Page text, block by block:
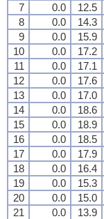
7
0.0 12.5
8
0.0 14.3
9
0.0 15.9
10
0.0 17.2
11
0.0 17.1
12
0.0 17.6
13
0.0 17.0
14
0.0 18.6
15
0.0 18.9
16
0.0 18.5
17
0.0 17.9
18
0.0 16.4
19
0.0 15.3
20
0.0 15.0
21
0.0 13.9